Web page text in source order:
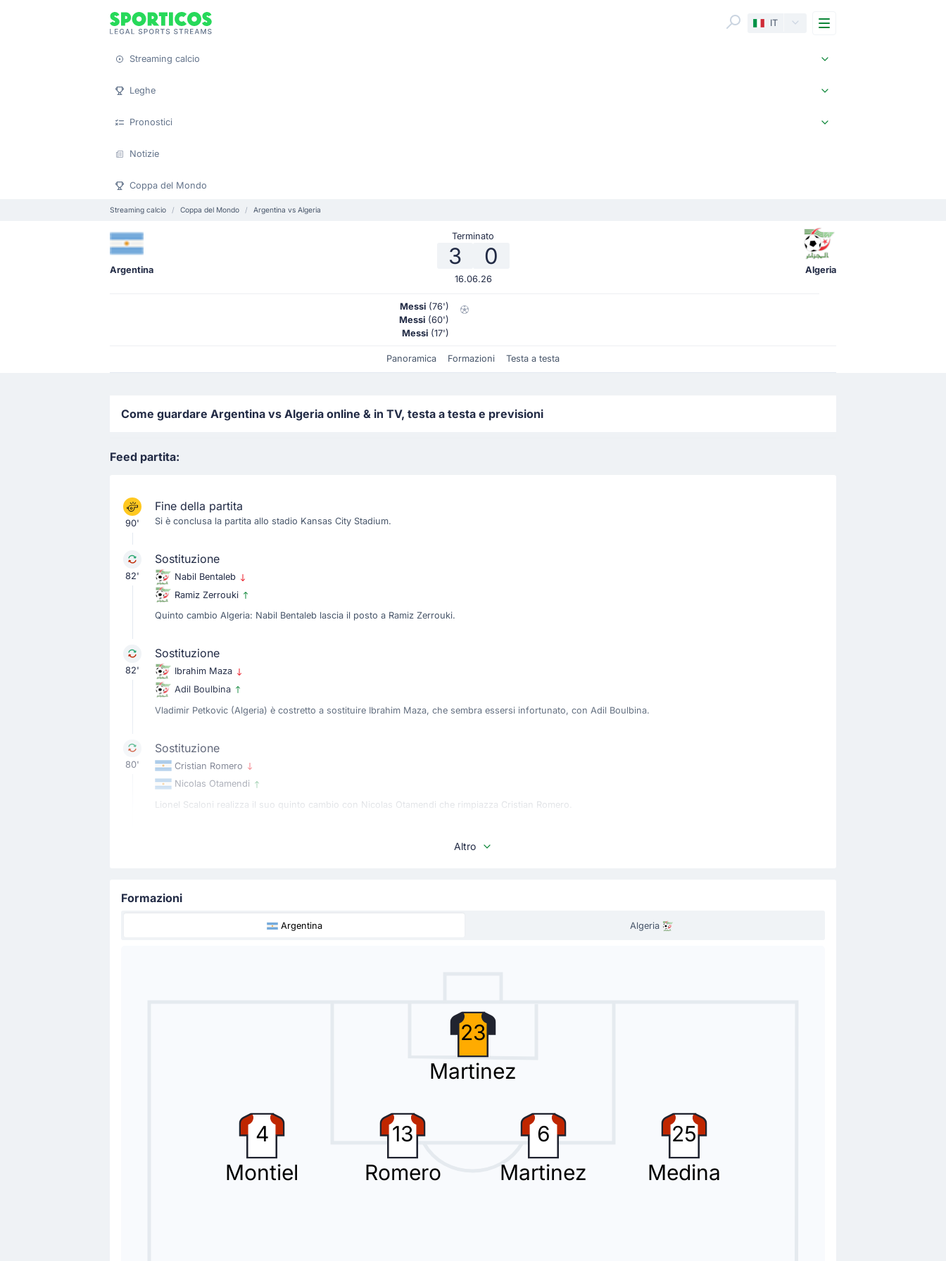
IT Menu
Streaming calcio
Leghe
Pronostici
Notizie
Coppa del Mondo
Streaming calcio Coppa del Mondo Argentina vs Algeria
Argentina
Terminato
3 0
16.06.26
Algeria
Messi (76')
Messi (60')
Messi (17')
Panoramica Formazioni Testa a testa
Come guardare Argentina vs Algeria online & in TV, testa a testa e previsioni
Feed partita:
90'
Fine della partita
Si è conclusa la partita allo stadio Kansas City Stadium.
82'
Sostituzione
Nabil Bentaleb
Ramiz Zerrouki
Quinto cambio Algeria: Nabil Bentaleb lascia il posto a Ramiz Zerrouki.
82'
Sostituzione
Ibrahim Maza
Adil Boulbina
Vladimir Petkovic (Algeria) è costretto a sostituire Ibrahim Maza, che sembra essersi infortunato, con Adil Boulbina.
80'
Sostituzione
Cristian Romero
Nicolas Otamendi
Lionel Scaloni realizza il suo quinto cambio con Nicolas Otamendi che rimpiazza Cristian Romero.
Lionel Scaloni realizza il suo quarto cambio con Nico Paz che rimpiazza Lionel Messi.
Terzo cambio Algeria: Anis Hadj Moussa lascia il posto a Riyad Mahrez.
Amine Gouiri
Altro
Formazioni
Argentina Algeria
23
Martinez
4
Montiel
13
Romero
6
Martinez
25
Medina